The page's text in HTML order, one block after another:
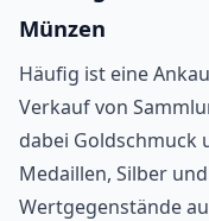
Münzen
Häufig ist eine
Verkauf von
dabei Goldschmuck
Medaillen, Silber
Wertgegenstände